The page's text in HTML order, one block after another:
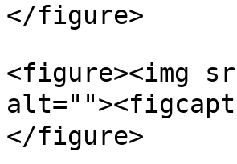
</figure>
<figure><img
</figure>